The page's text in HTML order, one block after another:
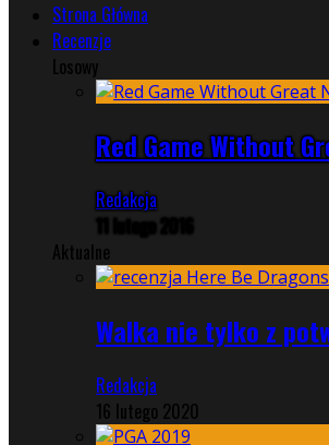
Strona Główna
Recenzje
Losowy
Red Game Without
Redakcja
11 lutego 2016
Aktualne
Walka nie tylko z
Redakcja
16 lutego 2020